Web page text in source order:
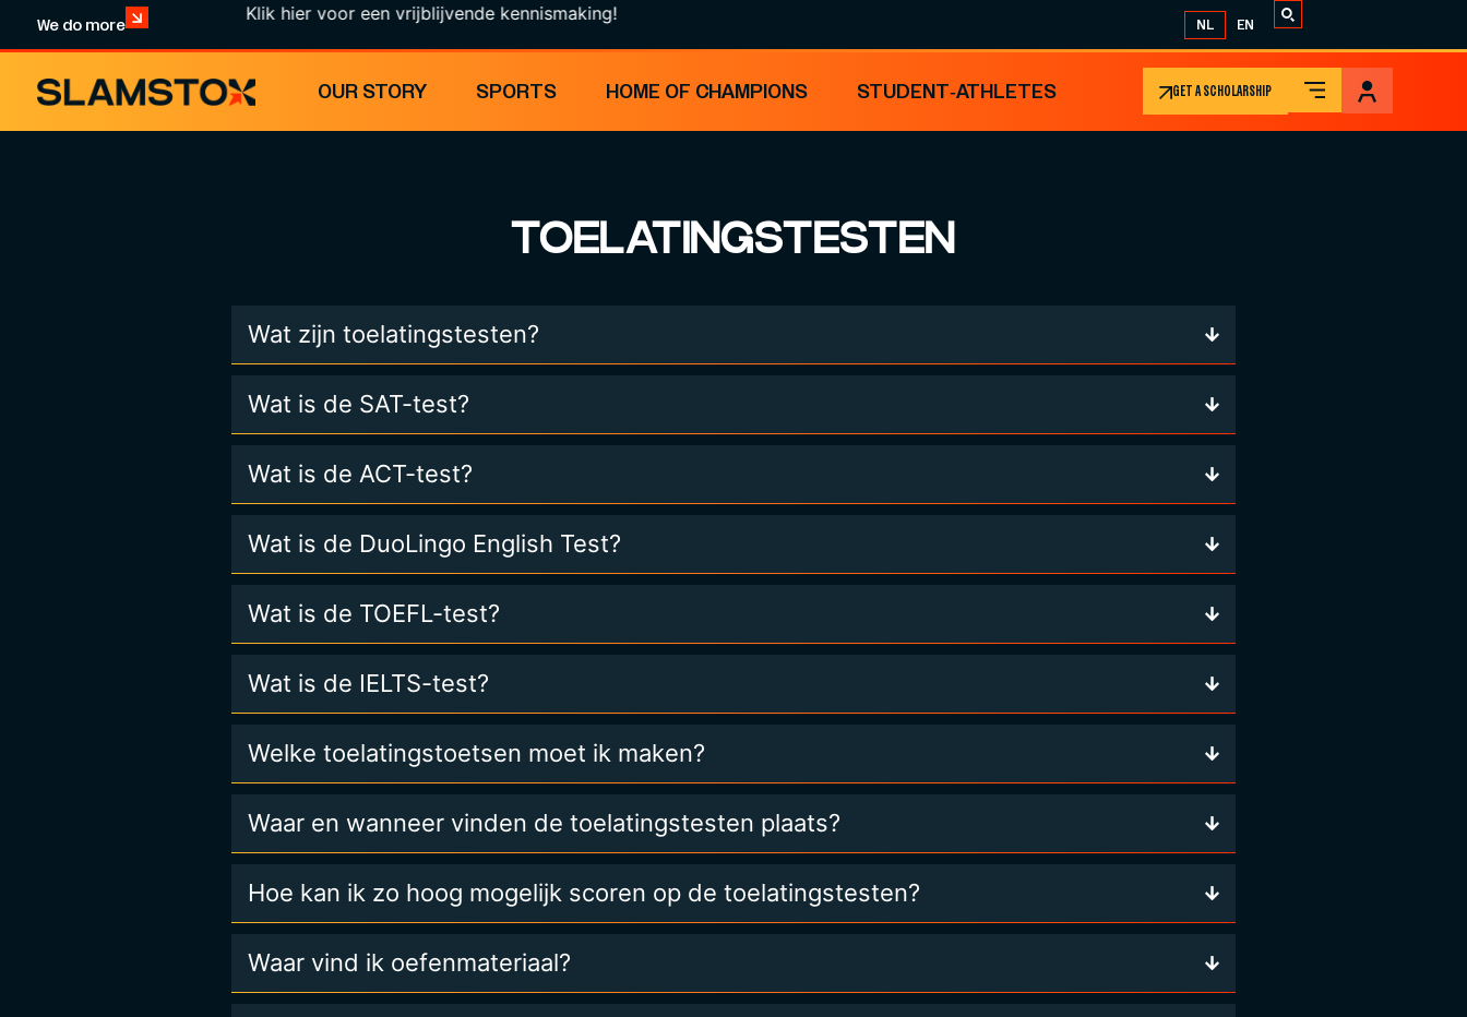
We do more
Klik hier voor een vrijblijvende kennismaking!
NL EN
OUR STORY SPORTS HOME OF CHAMPIONS STUDENT-ATHLETES GET A SCHOLARSHIP
TOELATINGSTESTEN
Wat zijn toelatingstesten?
Wat is de SAT-test?
Wat is de ACT-test?
Wat is de DuoLingo English Test?
Wat is de TOEFL-test?
Wat is de IELTS-test?
Welke toelatingstoetsen moet ik maken?
Waar en wanneer vinden de toelatingstesten plaats?
Hoe kan ik zo hoog mogelijk scoren op de toelatingstesten?
Waar vind ik oefenmateriaal?